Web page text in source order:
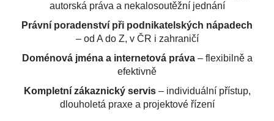
autorská práva a nekalosoutěžní jednání
Právní poradenství při podnikatelských nápadech
– od A do Z, v ČR i zahraničí
Doménová jména a internetová práva– flexibilně a
efektivně
Kompletní zákaznický servis– individuální přístup,
dlouholetá praxe a projektové řízení